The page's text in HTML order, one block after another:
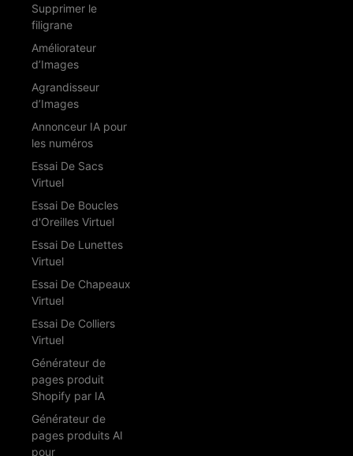
Supprimer le
filigrane
Améliorateur
d’Images
Agrandisseur
d’Images
Annonceur IA pour
les numéros
Essai De Sacs
Virtuel
Essai De Boucles
d'Oreilles Virtuel
Essai De Lunettes
Virtuel
Essai De Chapeaux
Virtuel
Essai De Colliers
Virtuel
Générateur de
pages produit
Shopify par IA
Générateur de
pages produits AI
pour